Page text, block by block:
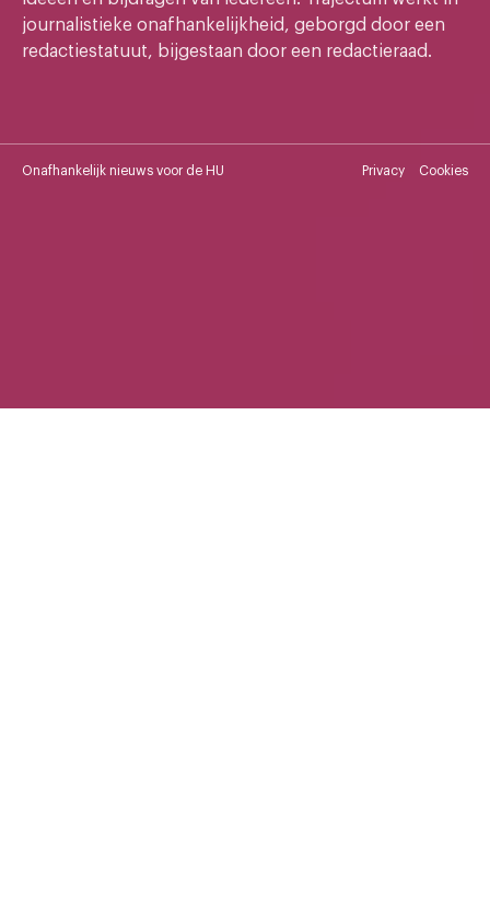
journalistieke onafhankelijkheid, geborgd door een
redactiestatuut, bijgestaan door een redactieraad.
Onafhankelijk nieuws voor de HU Privacy Cookies